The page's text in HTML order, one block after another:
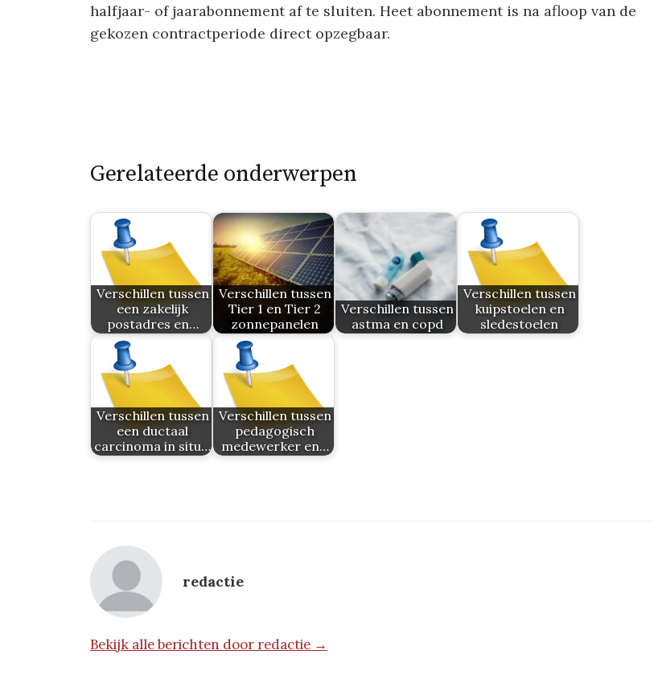
halfjaar- of jaarabonnement af te sluiten. Heet abonnement is na afloop van de
gekozen contractperiode direct opzegbaar.
Gerelateerde onderwerpen
Verschillen tussen
een zakelijk
postadres en…
Verschillen tussen
Tier 1 en Tier 2
zonnepanelen
Verschillen tussen
astma en copd
Verschillen tussen
kuipstoelen en
sledestoelen
Verschillen tussen
een ductaal
carcinoma in situ…
Verschillen tussen
pedagogisch
medewerker en…
redactie
Bekijk alle berichten door redactie →